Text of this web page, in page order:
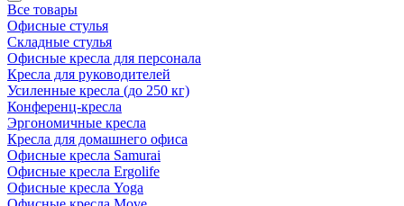
Все товары
Офисные стулья
Складные стулья
Офисные кресла для персонала
Кресла для руководителей
Усиленные кресла (до 250 кг)
Конференц-кресла
Эргономичные кресла
Кресла для домашнего офиса
Офисные кресла Samurai
Офисные кресла Ergolife
Офисные кресла Yoga